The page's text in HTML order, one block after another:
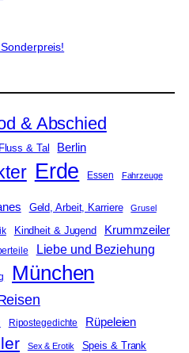
& Abschied
& Tal Berlin
Erde Essen Fahrzeuge
Geld, Arbeit, Karriere Grusel
Kindheit & Jugend Krummzeiler
Liebe und Beziehung
München
Ripostegedichte Rüpeleien
Sex & Erotik Speis & Trank